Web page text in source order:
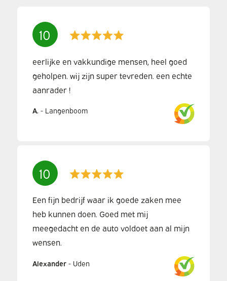
10
eerlijke en vakkundige mensen, heel goed
geholpen. wij zijn super tevreden. een echte
aanrader !
A.- Langenboom
10
Een fijn bedrijf waar ik goede zaken mee
heb kunnen doen. Goed met mij
meegedacht en de auto voldoet aan al mijn
wensen.
Alexander- Uden